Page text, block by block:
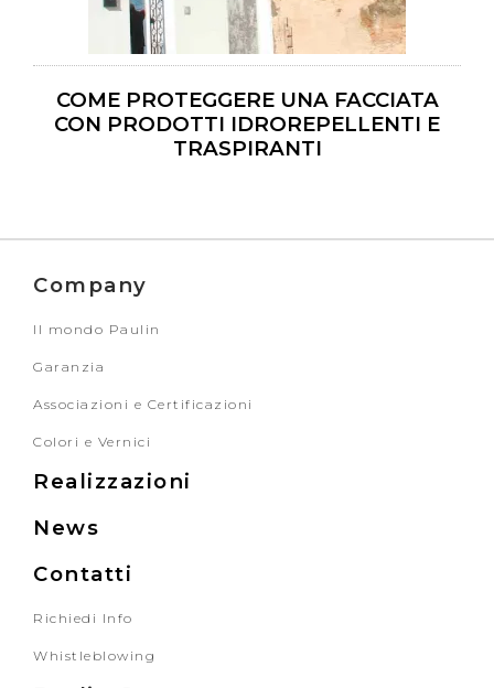
COME PROTEGGERE UNA FACCIATA
CON PRODOTTI IDROREPELLENTI E
TRASPIRANTI
Company
Il mondo Paulin
Garanzia
Associazioni e Certificazioni
Colori e Vernici
Realizzazioni
News
Contatti
Richiedi Info
Whistleblowing